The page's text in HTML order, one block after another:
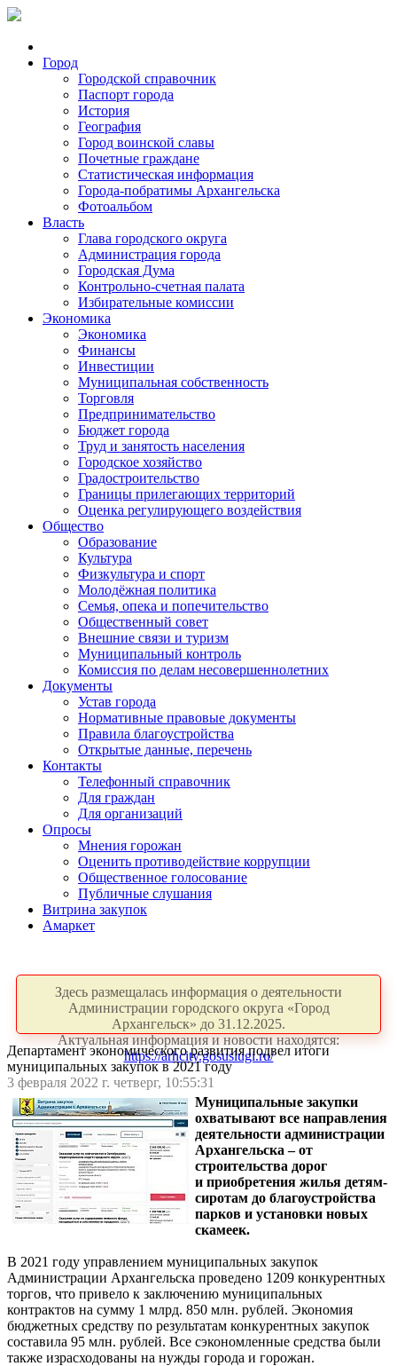
Город
Городской справочник
Паспорт города
История
География
Город воинской славы
Почетные граждане
Статистическая информация
Города-побратимы Архангельска
Фотоальбом
Власть
Глава городского округа
Администрация города
Городская Дума
Контрольно-счетная палата
Избирательные комиссии
Экономика
Экономика
Финансы
Инвестиции
Муниципальная собственность
Торговля
Предпринимательство
Бюджет города
Труд и занятость населения
Городское хозяйство
Градостроительство
Границы прилегающих территорий
Оценка регулирующего воздействия
Общество
Образование
Культура
Физкультура и спорт
Молодёжная политика
Семья, опека и попечительство
Общественный совет
Внешние связи и туризм
Муниципальный контроль
Комиссия по делам несовершеннолетних
Документы
Устав города
Нормативные правовые документы
Правила благоустройства
Открытые данные, перечень
Контакты
Телефонный справочник
Для граждан
Для организаций
Опросы
Мнения горожан
Оценить противодействие коррупции
Общественное голосование
Публичные слушания
Витрина закупок
Амаркет
Здесь размещалась информация о деятельности
Администрации городского округа «Город
Архангельск» до 31.12.2025.
Актуальная информация и новости находятся:
https://arhcity.gosuslugi.ru/
Департамент экономического развития подвел итоги
муниципальных закупок в 2021 году
3 февраля 2022 г. четверг, 10:55:31
Муниципальные закупки
охватывают все направления
деятельности администрации
Архангельска – от
строительства дорог
и приобретения жилья детям-
сиротам до благоустройства
парков и установки новых
скамеек.
В 2021 году управлением муниципальных закупок
Администрации Архангельска проведено 1209 конкурентных
торгов, что привело к заключению муниципальных
контрактов на сумму 1 млрд. 850 млн. рублей. Экономия
бюджетных средству по результатам конкурентных закупок
составила 95 млн. рублей. Все сэкономленные средства были
также израсходованы на нужды города и горожан.